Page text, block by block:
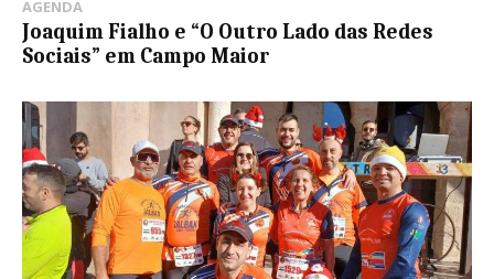
AGENDA
Joaquim Fialho e “O Outro Lado das Redes
Sociais” em Campo Maior